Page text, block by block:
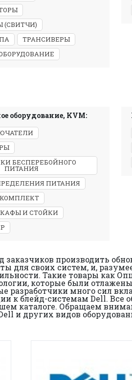
(СВИТЧИ)
ТРАНСИВЕРЫ
оборудование, KVM:
БЕСПЕРЕБОЙНОГО
ПИТАНИЯ
ПИТАНИЯ
И СТОЙКИ
производить
для своих систем, и,
Такие товары как
которые были
много сил
к блейд-системам Dell. Все
каталоге. Обращаем
и других видов